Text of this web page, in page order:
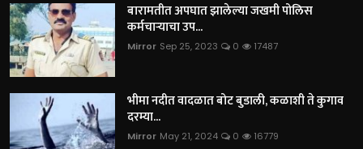
बारामतीत अपघात झालेल्या जखमी पोलिस
कर्मचाऱ्याचा उप...
Mirror Sep 25, 2023 0 17487
भीमा नदीत वादळात बोट बुडाली, कळाशी ते कुगाव
दरम्या...
Mirror May 21, 2024 0 16779